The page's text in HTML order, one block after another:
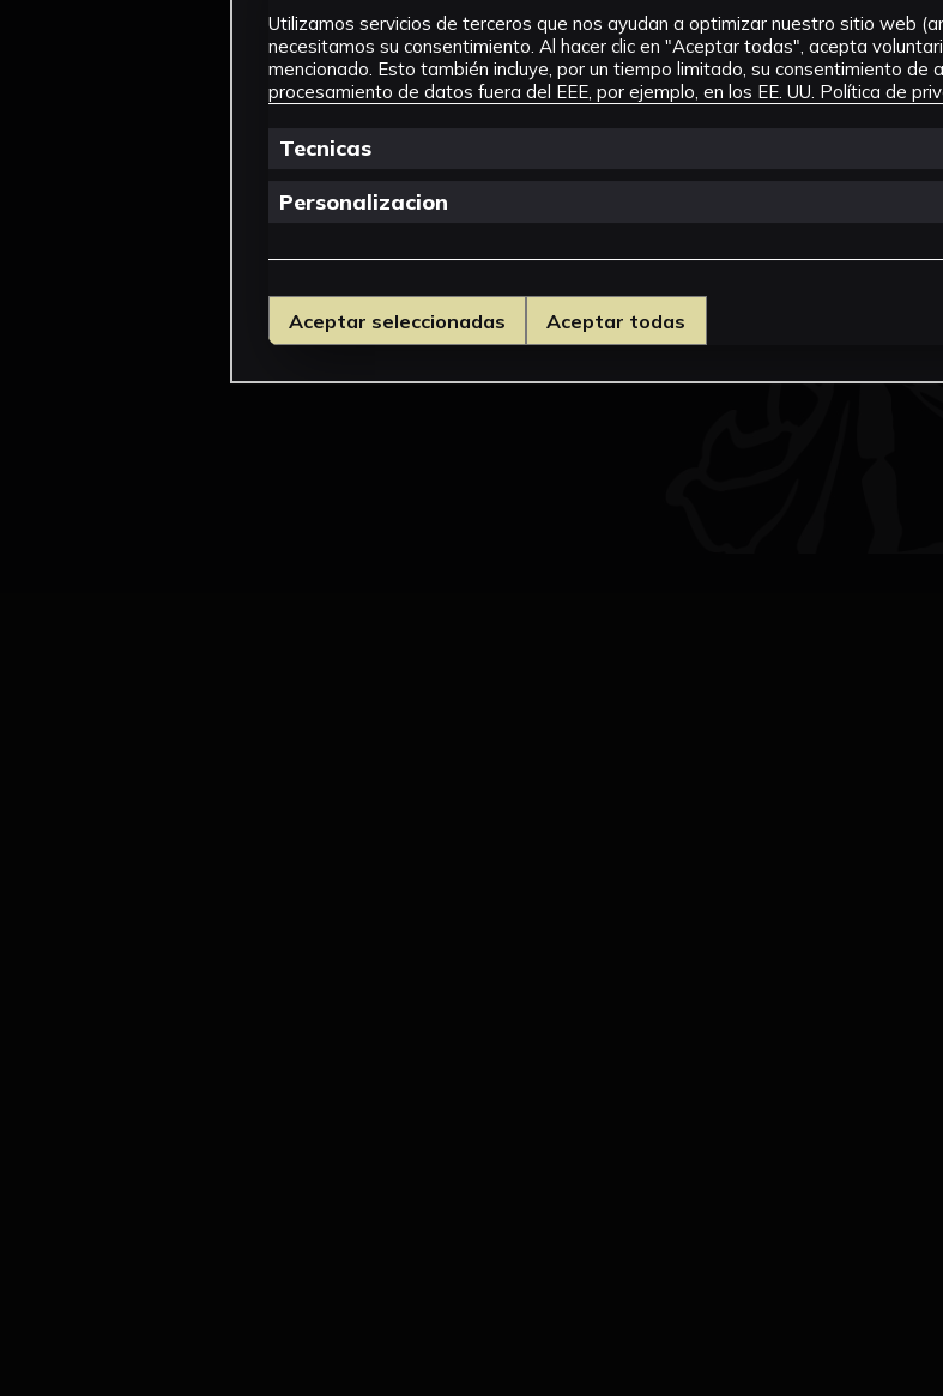
Utilizamos servicios de terceros que nos ayudan a optimizar nuestro sitio web
necesitamos su consentimiento. Al hacer clic en "Aceptar todas", acepta
mencionado. Esto también incluye, por un tiempo limitado, su consentimiento de
procesamiento de datos fuera del EEE, por ejemplo, en los EE. UU. Política de
Tecnicas
Personalizacion
Aceptar seleccionadas Aceptar todas